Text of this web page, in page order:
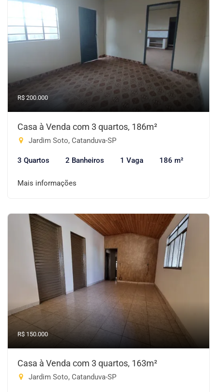
R$ 200.000
Casa à Venda com 3 quartos, 186m²
Jardim Soto, Catanduva-SP
3 Quartos 2 Banheiros 1 Vaga 186 m²
Mais informações
R$ 150.000
Casa à Venda com 3 quartos, 163m²
Jardim Soto, Catanduva-SP